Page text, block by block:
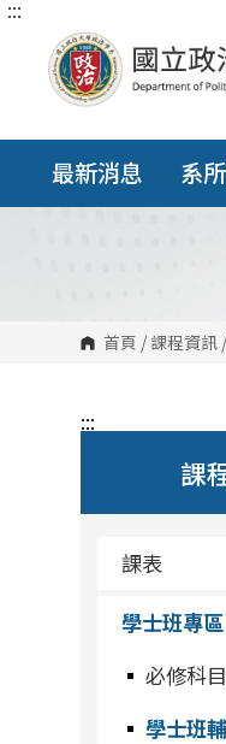
跳
塊
:::
最新消息 系
首頁 / 課程資訊
:::
課
課表
學士班專區
必修科
學士班